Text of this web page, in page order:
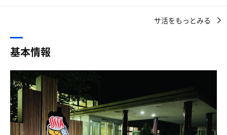
この辺は地元じゃなくなってるのだなと。
かいてギルティさを低減させてから脱衣場へ。ごった返し
充てがわれている。
洗体も待ちが出ていて、やっと走った後の汗を流し、湯通
ししてからサ室。
浴場自体も明るいのだけど、サ室にも窓から陽射しが入っ
て良い。先日の香川の琴弾廻廊でも思ったけど、暗くて集
ど洋風しか利用したことがありません。懐かしさが込み上
サウナは85度くらい。思いの他、汗がかけるので体に負担
いい熱が来てました。
水風呂はサウナの横に。水温計が動作してないので体感で
すが17度くらい？ゆっくり入れます。浴槽の淵に頭を乗せ
て浅い段に足をかけるのがベストポジション。
ュもないけどカラカラではなく、ゆっくりじんわり汗をか
水風呂はサ室のすぐ横にあります。定員2名かな。温度計
しっかりクールダウンできます。
そして露天にも水風呂が。ここの源泉は冷泉のようで、源
泉かけ流しの水風呂があります… が、20℃はあるかな
ぁ。冬なのに温かめ。
飲泉もできますが、なんと硬度1768。そして金属風味…整
腸効果があるそうです。がぶがぶ飲むとお腹を壊すような
サ活をもっとみる
基本情報